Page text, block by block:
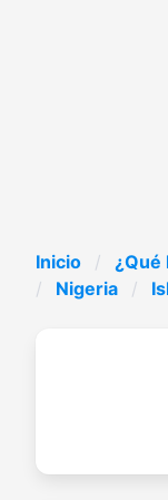
Inicio ¿Qué
Nigeria